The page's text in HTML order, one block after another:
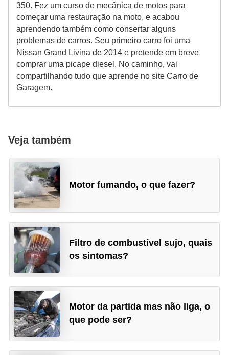
350. Fez um curso de mecânica de motos para
começar uma restauração na moto, e acabou
aprendendo também como consertar alguns
problemas de carros. Seu primeiro carro foi uma
Nissan Grand Livina de 2014 e pretende em breve
comprar uma picape diesel. No caminho, vai
compartilhando tudo que aprende no site Carro de
Garagem.
Veja também
Motor fumando, o que fazer?
Filtro de combustível sujo, quais
os sintomas?
Motor da partida mas não liga, o
que pode ser?
e
r
s
R
e
l
e
m
a
n
u
t
e
n
ã
o
S
e